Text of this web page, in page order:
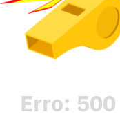
Erro: 500